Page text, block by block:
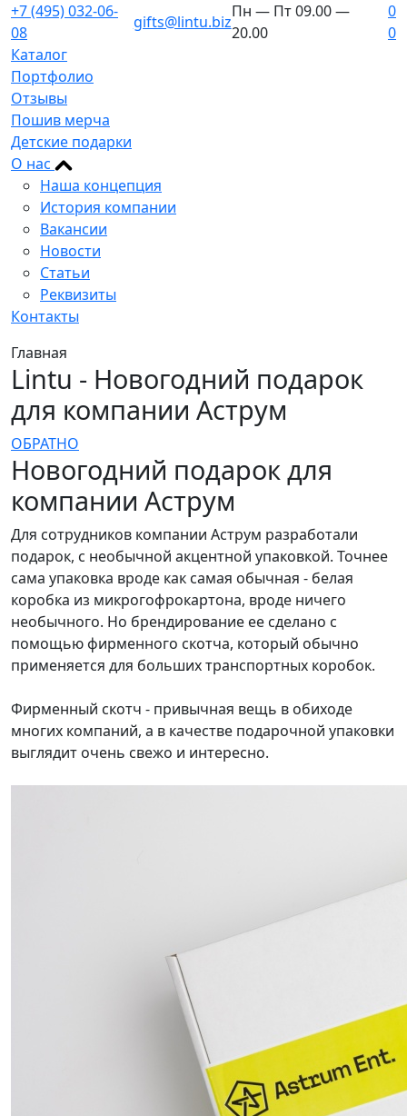
+7 (495) 032-06-
08
gifts@lintu.biz
Пн — Пт 09.00 —
20.00
0
0
Каталог
Портфолио
Отзывы
Пошив мерча
Детские подарки
О нас
Наша концепция
История компании
Вакансии
Новости
Статьи
Реквизиты
Контакты
Главная
Lintu - Новогодний подарок
для компании Аструм
ОБРАТНО
Новогодний подарок для
компании Аструм
Для сотрудников компании Аструм разработали
подарок, с необычной акцентной упаковкой. Точнее
сама упаковка вроде как самая обычная - белая
коробка из микрогофрокартона, вроде ничего
необычного. Но брендирование ее сделано с
помощью фирменного скотча, который обычно
применяется для больших транспортных коробок.
Фирменный скотч - привычная вещь в обиходе
многих компаний, а в качестве подарочной упаковки
выглядит очень свежо и интересно.